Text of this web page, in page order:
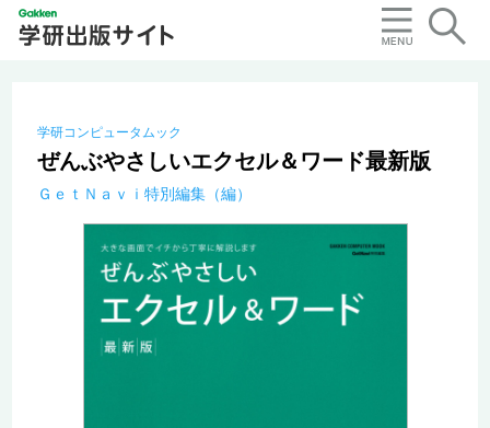
学研コンピュータムック
ぜんぶやさしいエクセル＆ワード最新版
ＧｅｔＮａｖｉ特別編集（編）